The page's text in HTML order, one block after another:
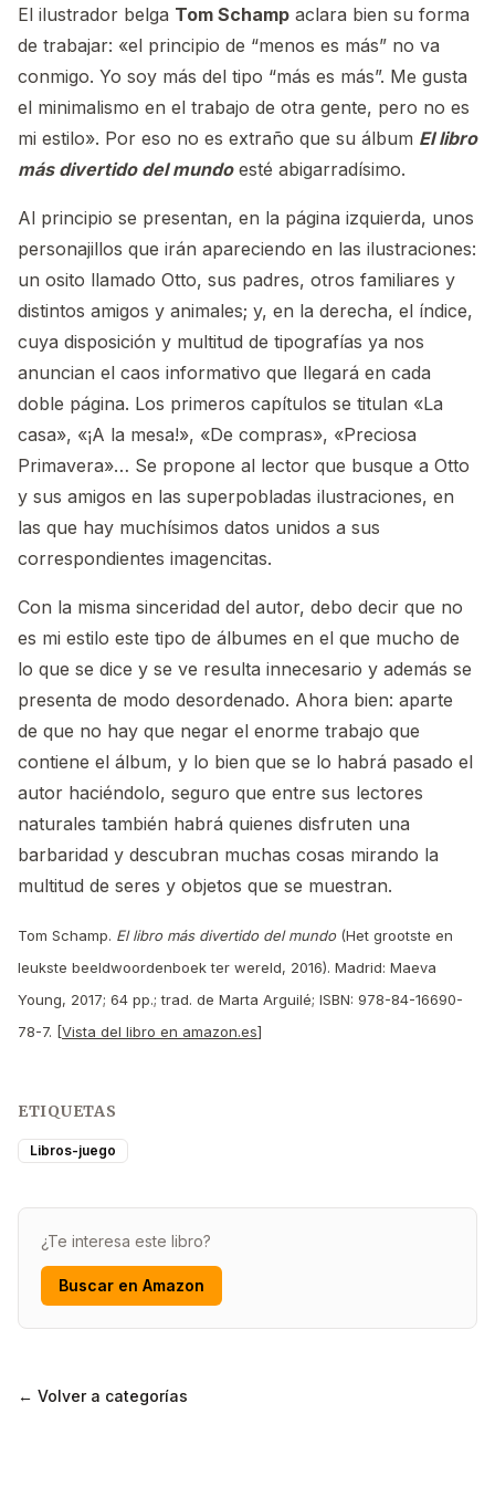
El ilustrador belga Tom Schamp aclara bien su forma
de trabajar: «el principio de “menos es más” no va
conmigo. Yo soy más del tipo “más es más”. Me gusta
el minimalismo en el trabajo de otra gente, pero no es
mi estilo». Por eso no es extraño que su álbum El libro
más divertido del mundoesté abigarradísimo.
Al principio se presentan, en la página izquierda, unos
personajillos que irán apareciendo en las ilustraciones:
un osito llamado Otto, sus padres, otros familiares y
distintos amigos y animales; y, en la derecha, el índice,
cuya disposición y multitud de tipografías ya nos
anuncian el caos informativo que llegará en cada
doble página. Los primeros capítulos se titulan «La
casa», «¡A la mesa!», «De compras», «Preciosa
Primavera»… Se propone al lector que busque a Otto
y sus amigos en las superpobladas ilustraciones, en
las que hay muchísimos datos unidos a sus
correspondientes imagencitas.
Con la misma sinceridad del autor, debo decir que no
es mi estilo este tipo de álbumes en el que mucho de
lo que se dice y se ve resulta innecesario y además se
presenta de modo desordenado. Ahora bien: aparte
de que no hay que negar el enorme trabajo que
contiene el álbum, y lo bien que se lo habrá pasado el
autor haciéndolo, seguro que entre sus lectores
naturales también habrá quienes disfruten una
barbaridad y descubran muchas cosas mirando la
multitud de seres y objetos que se muestran.
Tom Schamp. El libro más divertido del mundo(Het grootste en
leukste beeldwoordenboek ter wereld, 2016). Madrid: Maeva
Young, 2017; 64 pp.; trad. de Marta Arguilé; ISBN: 978-84-16690-
78-7. [Vista del libro en amazon.es]
ETIQUETAS
Libros-juego
¿Te interesa este libro?
Buscar en Amazon
← Volver a categorías